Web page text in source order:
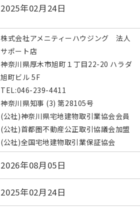
2025年02月24日
株式会社アメニティーハウジング 法人
サポート店
神奈川県厚木市旭町１丁目22-20 ハラダ
旭町ビル 5F
TEL:046-239-4411
神奈川県知事 (3) 第28105号
(公社)神奈川県宅地建物取引業協会会員
(公社)首都圏不動産公正取引協議会加盟
(公社)全国宅地建物取引業保証協会
2026年08月05日
2025年02月24日